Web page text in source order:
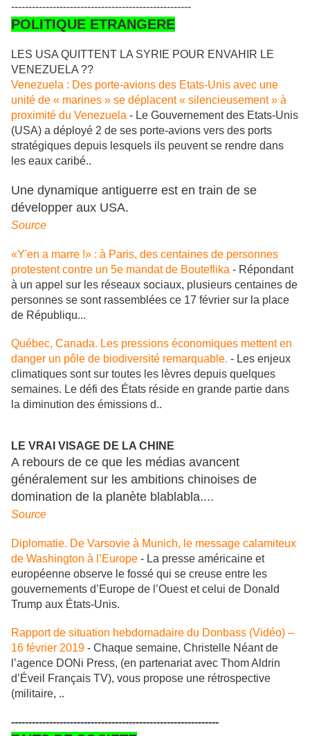
----------------------------------------------------
POLITIQUE ETRANGERE
LES USA QUITTENT LA SYRIE POUR ENVAHIR LE
VENEZUELA ??
Venezuela : Des porte-avions des Etats-Unis avec une
unité de « marines » se déplacent « silencieusement » à
proximité du Venezuela - Le Gouvernement des Etats-Unis
(USA) a déployé 2 de ses porte-avions vers des ports
stratégiques depuis lesquels ils peuvent se rendre dans
les eaux caribé..
Une dynamique antiguerre est en train de se
développer aux USA.
Source
«Y'en a marre !» : à Paris, des centaines de personnes
protestent contre un 5e mandat de Bouteflika - Répondant
à un appel sur les réseaux sociaux, plusieurs centaines de
personnes se sont rassemblées ce 17 février sur la place
de Républiqu...
Québec, Canada. Les pressions économiques mettent en
danger un pôle de biodiversité remarquable. - Les enjeux
climatiques sont sur toutes les lèvres depuis quelques
semaines. Le défi des États réside en grande partie dans
la diminution des émissions d..
LE VRAI VISAGE DE LA CHINE
A rebours de ce que les médias avancent
généralement sur les ambitions chinoises de
domination de la planète blablabla....
Source
Diplomatie. De Varsovie à Munich, le message calamiteux
de Washington à l’Europe - La presse américaine et
européenne observe le fossé qui se creuse entre les
gouvernements d’Europe de l’Ouest et celui de Donald
Trump aux États-Unis.
Rapport de situation hebdomadaire du Donbass (Vidéo) –
16 février 2019 - Chaque semaine, Christelle Néant de
l’agence DONi Press, (en partenariat avec Thom Aldrin
d’Éveil Français TV), vous propose une rétrospective
(militaire, ..
------------------------------------------------------------